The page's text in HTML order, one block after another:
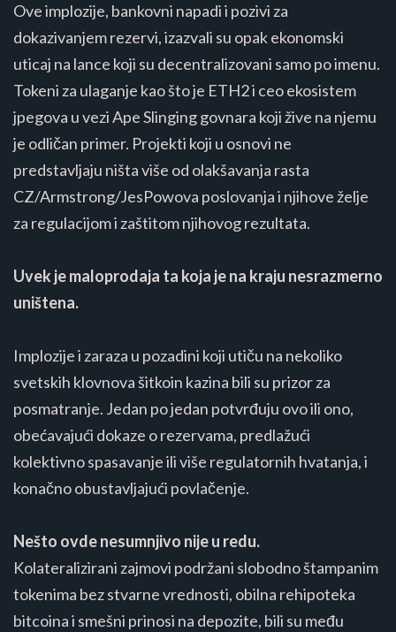
Ove implozije, bankovni napadi i pozivi za
dokazivanjem rezervi, izazvali su opak ekonomski
uticaj na lance koji su decentralizovani samo po imenu.
Tokeni za ulaganje kao što je ETH2 i ceo ekosistem
jpegova u vezi Ape Slinging govnara koji žive na njemu
je odličan primer. Projekti koji u osnovi ne
predstavljaju ništa više od olakšavanja rasta
CZ/Armstrong/JesPowova poslovanja i njihove želje
za regulacijom i zaštitom njihovog rezultata.
Uvek je maloprodaja ta koja je na kraju nesrazmerno
uništena.
Implozije i zaraza u pozadini koji utiču na nekoliko
svetskih klovnova šitkoin kazina bili su prizor za
posmatranje. Jedan po jedan potvrđuju ovo ili ono,
obećavajući dokaze o rezervama, predlažući
kolektivno spasavanje ili više regulatornih hvatanja, i
konačno obustavljajući povlačenje.
Nešto ovde nesumnjivo nije u redu.
Kolateralizirani zajmovi podržani slobodno štampanim
tokenima bez stvarne vrednosti, obilna rehipoteka
bitcoina i smešni prinosi na depozite, bili su među